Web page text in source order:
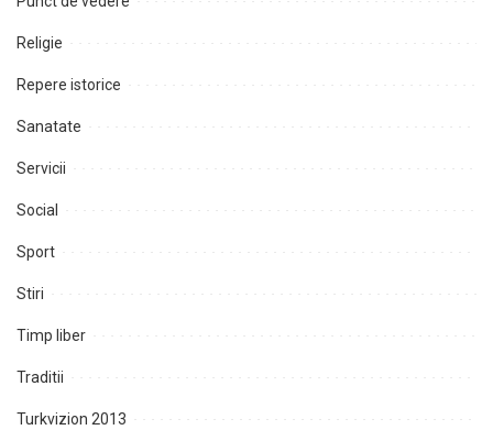
Religie
Repere istorice
Sanatate
Servicii
Social
Sport
Stiri
Timp liber
Traditii
Turkvizion 2013